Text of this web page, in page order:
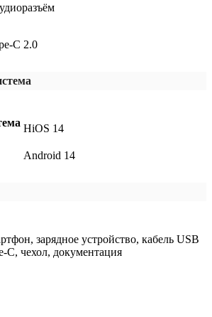
C 2.0
HiOS 14
Android 14
зарядное устройство, кабель USB
C, чехол, документация